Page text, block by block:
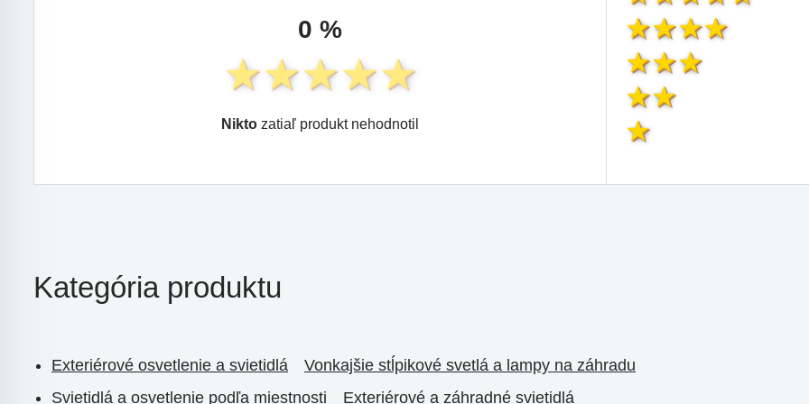
0 %
Nikto zatiaľ produkt nehodnotil
Kategória produktu
Exteriérové osvetlenie a svietidlá
Vonkajšie stĺpikové svetlá a lampy na záhradu
Svietidlá a osvetlenie podľa miestnosti
Exteriérové a záhradné svietidlá